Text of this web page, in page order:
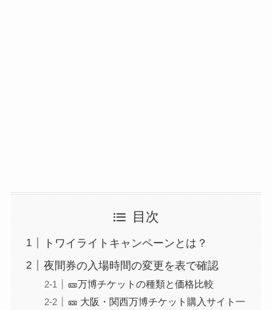
目次
トワイライトキャンペーンとは？
夜間券の入場時間の変更を表で確認
🎫万博チケットの種類と価格比較
🎫 大阪・関西万博チケット購入サイト一